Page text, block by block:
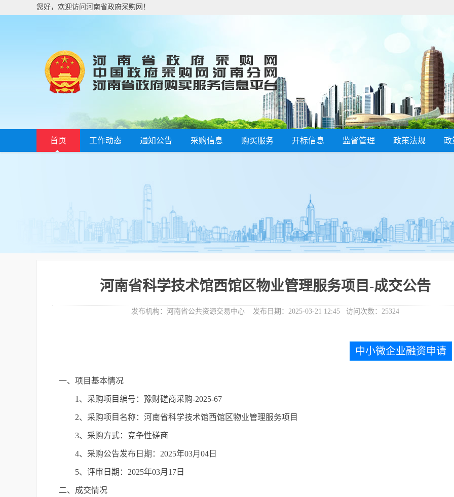
您好，欢迎访问河南省政府采购网！
首页 工作动态 通知公告 采购信息 购买服务 开标信息 监督管理 政策法规 政
河南省科学技术馆西馆区物业管理服务项目-成交公告
发布机构： 河南省公共资源交易中心发布日期： 2025-03-21 12:45访问次数： 25324
中小微企业融资申请
一、项目基本情况
1、采购项目编号：豫财磋商采购-2025-67
2、采购项目名称：河南省科学技术馆西馆区物业管理服务项目
3、采购方式：竞争性磋商
4、采购公告发布日期：2025年03月04日
5、评审日期：2025年03月17日
二、成交情况